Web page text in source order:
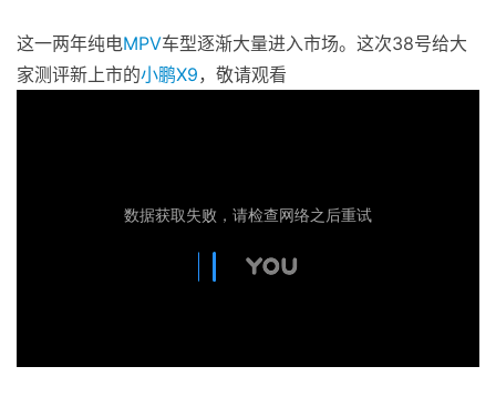
这一两年纯电MPV车型逐渐大量进入市场。这次38号给大
家测评新上市的小鹏X9，敬请观看